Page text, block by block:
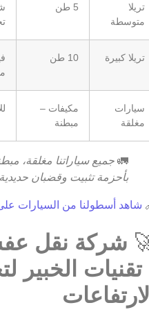
تريلا
متوسطة
5 طن
تريلا كبيرة 10 طن
سيارات
مغلقة
مكيفات –
مبطنة
🚛 جميع سياراتنا مغلقة،
بأحزمة تثبيت وقضبان حديدية
شاهد أسطولنا من السيارات
شركة نقل
الخبير